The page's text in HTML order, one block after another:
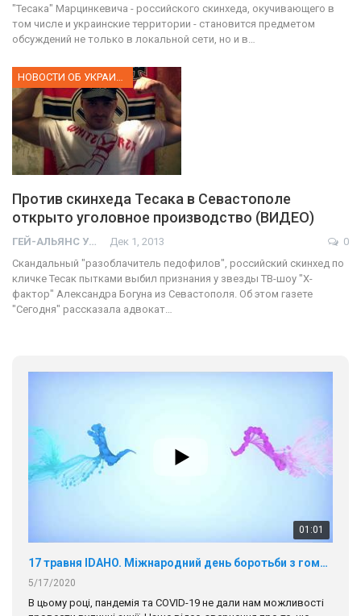
"Тесака" Марцинкевича - российского скинхеда, окучивающего в
том числе и украинские территории - становится предметом
обсуждений не только в локальной сети, но и в…
Против скинхеда Тесака в Севастополе
открыто уголовное производство (ВИДЕО)
ГЕЙ-АЛЬЯНС УКРАИНА Дек 1, 2013
0
Скандальный "разоблачитель педофилов", российский скинхед по
кличке Тесак пытками выбил признания у звезды ТВ-шоу "X-
фактор" Александра Богуна из Севастополя. Об этом газете
"Сегодня" рассказала адвокат…
01:01
17 травня IDAHO. Міжнародний день боротьби з гомофобією трансфобією і біфобія.
5/17/2020
В цьому році, пандемія та COVІD-19 не дали нам можливості